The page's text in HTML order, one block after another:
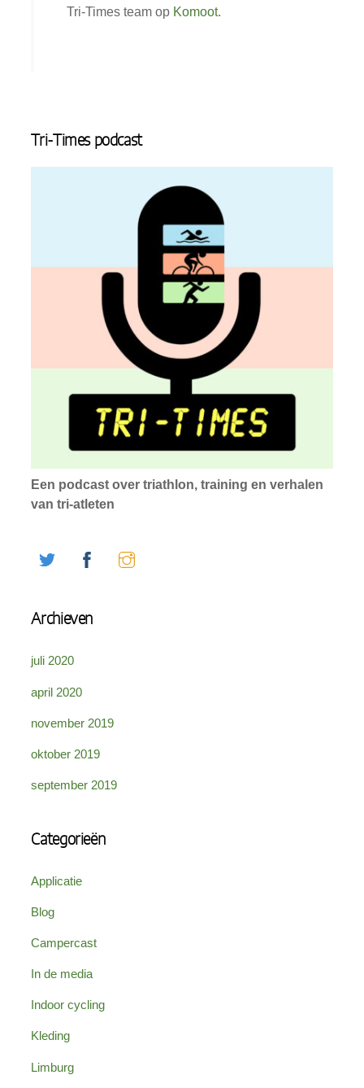
Tri-Times team op Komoot.
Tri-Times podcast
Een podcast over triathlon, training en verhalen
van tri-atleten
Twitter Facebook
Archieven
juli 2020
april 2020
november 2019
oktober 2019
september 2019
Categorieën
Applicatie
Blog
Campercast
In de media
Indoor cycling
Kleding
Limburg